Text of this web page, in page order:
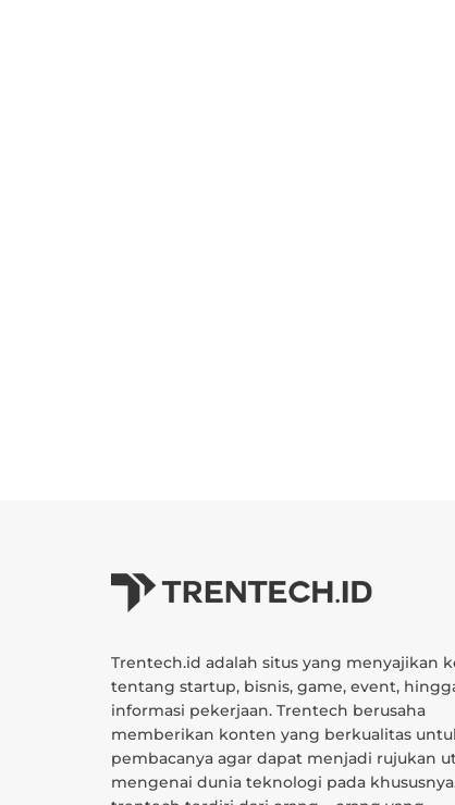
Trentech.id adalah situs yang menyajikan
tentang startup, bisnis, game, event,
informasi pekerjaan. Trentech berusaha
memberikan konten yang berkualitas
pembacanya agar dapat menjadi rujukan
mengenai dunia teknologi pada